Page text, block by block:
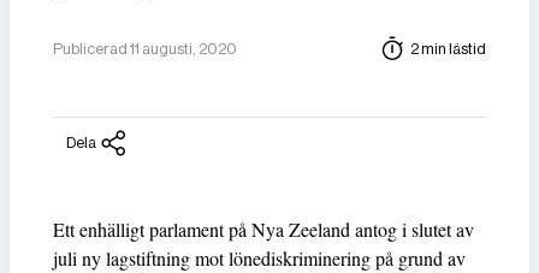
Publicerad 11 augusti, 2020 2 min lästid
Dela
Ett enhälligt parlament på Nya Zeeland antog i slutet av
juli ny lagstiftning mot lönediskriminering på grund av